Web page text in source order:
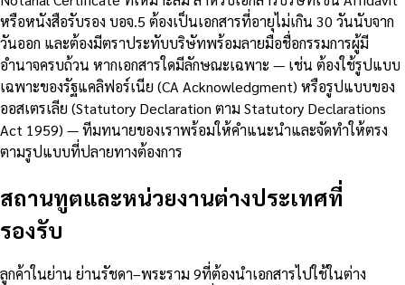
หรือหนังสือรับรอง บอจ.5 ต้องเป็นเอกสารที่อายุไม่เกิน 30 วันนับจาก
วันออก และต้องมีตราประทับบริษัทพร้อมลายมือชื่อกรรมการผู้มี
อำนาจครบถ้วน หากเอกสารใดมีลักษณะเฉพาะ — เช่น ต้องใช้รูปแบบ
เฉพาะของรัฐแคลิฟอร์เนีย (CA Acknowledgment) หรือรูปแบบของ
ออสเตรเลีย (Statutory Declaration ตาม Statutory Declarations
Act 1959) — ทีมทนายของเราพร้อมให้คำแนะนำและจัดทำให้ตรง
ตามรูปแบบที่ปลายทางต้องการ
สถานทูตและหน่วยงานต่างประเทศที่
รองรับ
ลูกค้าในย่าน ย่านรัชดา–พระราม 9ที่ต้องนำเอกสารไปใช้ในต่าง